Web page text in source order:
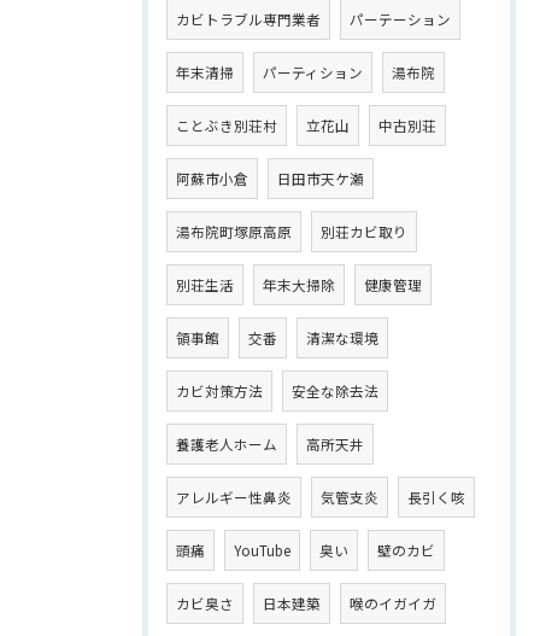
カビトラブル専門業者 パーテーション
年末清掃 パーティション 湯布院
ことぶき別荘村 立花山 中古別荘
阿蘇市小倉 日田市天ケ瀬
湯布院町塚原高原 別荘カビ取り
別荘生活 年末大掃除 健康管理
領事館 交番 清潔な環境
カビ対策方法 安全な除去法
養護老人ホーム 高所天井
アレルギー性鼻炎 気管支炎 長引く咳
頭痛 YouTube 臭い 壁のカビ
カビ臭さ 日本建築 喉のイガイガ